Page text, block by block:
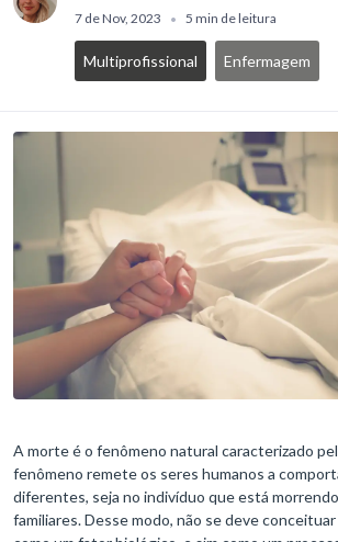
7 de Nov, 2023 • 5 min de leitura
Multiprofissional Enfermagem
A morte é o fenômeno natural caracterizado
fenômeno remete os seres humanos a
diferentes, seja no indivíduo que está
familiares. Desse modo, não se deve